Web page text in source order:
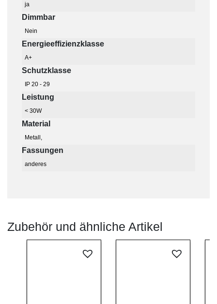
ja
Dimmbar
Nein
Energieeffizienzklasse
A+
Schutzklasse
IP 20 - 29
Leistung
< 30W
Material
Metall,
Fassungen
anderes
Zubehör und ähnliche Artikel